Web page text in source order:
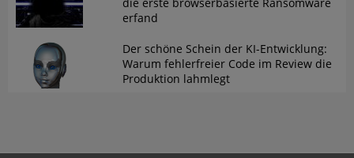
die erste browserbasierte Ransomware
erfand
Der schöne Schein der KI-Entwicklung:
Warum fehlerfreier Code im Review die
Produktion lahmlegt